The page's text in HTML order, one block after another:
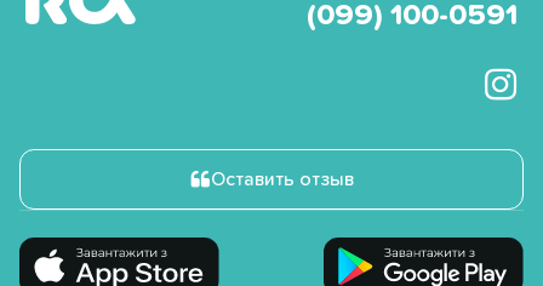
(099) 100-0591
Оставить отзыв